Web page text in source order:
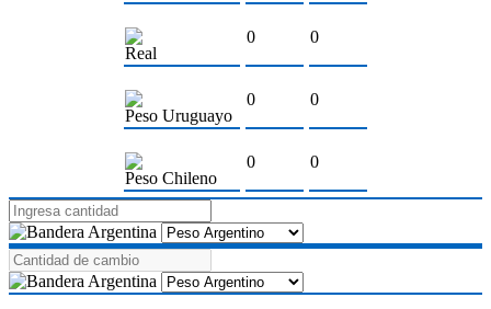
Real
0 0
Peso Uruguayo
0 0
Peso Chileno
0 0